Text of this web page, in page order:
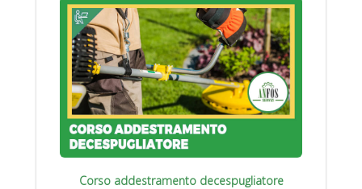
Corso addestramento decespugliatore